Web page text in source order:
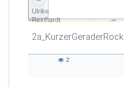
Ulrike
Reinhardt
2a_KurzerGeraderRock
08:12 duration
2